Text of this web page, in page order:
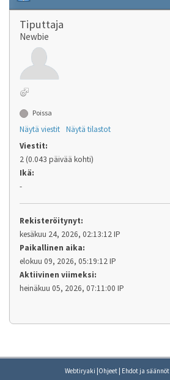
Tiputtaja
Newbie
Poissa
Näytä viestit Näytä tilastot
Viestit:
2 (0.043 päivää kohti)
Ikä:
-
Rekisteröitynyt:
kesäkuu 24, 2026, 02:13:12 IP
Paikallinen aika:
elokuu 09, 2026, 05:19:12 IP
Aktiivinen viimeksi:
heinäkuu 05, 2026, 07:11:00 IP
Webtiryaki |Ohjeet | Ehdot ja säännöt